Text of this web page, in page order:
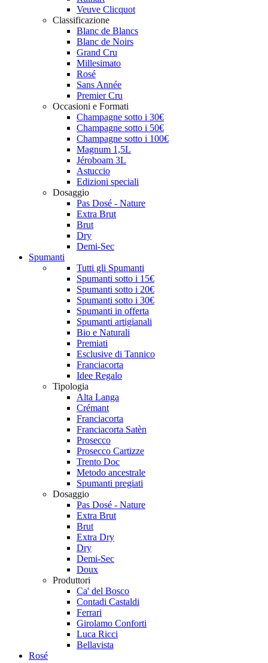
Veuve Clicquot
Classificazione
Blanc de Blancs
Blanc de Noirs
Grand Cru
Millesimato
Rosé
Sans Année
Premier Cru
Occasioni e Formati
Champagne sotto i 30€
Champagne sotto i 50€
Champagne sotto i 100€
Magnum 1,5L
Jéroboam 3L
Astuccio
Edizioni speciali
Dosaggio
Pas Dosé - Nature
Extra Brut
Brut
Dry
Demi-Sec
Spumanti
Tutti gli Spumanti
Spumanti sotto i 15€
Spumanti sotto i 20€
Spumanti sotto i 30€
Spumanti in offerta
Spumanti artigianali
Bio e Naturali
Premiati
Esclusive di Tannico
Franciacorta
Idee Regalo
Tipologia
Alta Langa
Crémant
Franciacorta
Franciacorta Satèn
Prosecco
Prosecco Cartizze
Trento Doc
Metodo ancestrale
Spumanti pregiati
Dosaggio
Pas Dosé - Nature
Extra Brut
Brut
Extra Dry
Dry
Demi-Sec
Doux
Produttori
Ca' del Bosco
Contadi Castaldi
Ferrari
Girolamo Conforti
Luca Ricci
Bellavista
Rosé